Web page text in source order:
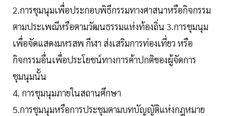
2.การชุมนุมเพื่อประกอบพิธีกรรมทางศาสนาหรือกิจกรรม
ตามประเพณีหรือตามวัฒนธรรมแห่งท้องถิ่น 3.การชุมนุม
เพื่อจัดแสดงมหรสพ กีฬา ส่งเสริมการท่องเที่ยว หรือ
กิจกรรมอื่นเพื่อประโยชน์ทางการค้าปกติของผู้จัดการ
ชุมนุมนั้น
4. การชุมนุมภายในสถานศึกษา
5.การชุมนุมหรือการประชุมตามบทบัญญัติแห่งกฎหมาย